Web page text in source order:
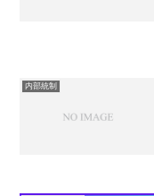
内部統制